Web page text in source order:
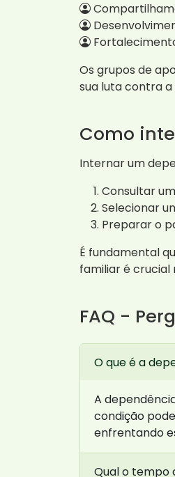
Os grupos de
sua luta contra
Como
Internar um
Consultar
Selecionar
Preparar o
É fundamental
familiar é crucial
FAQ -
O que é a
A
condição
enfrentando
Qual o